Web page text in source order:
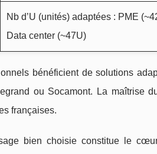
Nb d’U (unités) adaptées : PME
Data center (~47U)
bénéficient de solutions
ou Socamont. La maîtrise
françaises.
bien choisie constitue le